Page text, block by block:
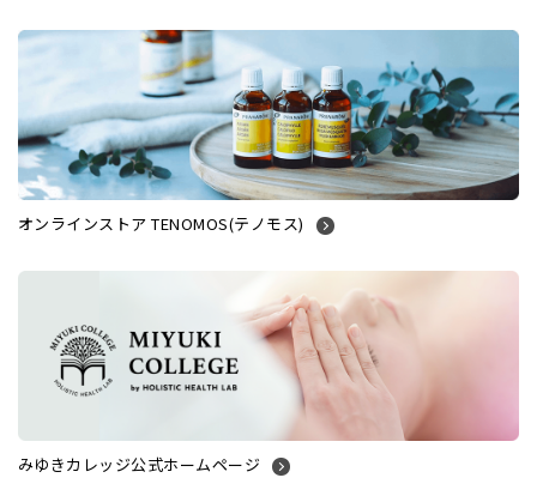
オンラインストア TENOMOS(テノモス)
みゆきカレッジ公式ホームページ